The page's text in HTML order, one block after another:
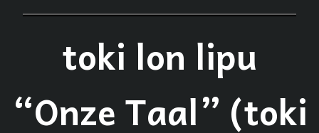
toki lon lipu
“Onze Taal” (toki